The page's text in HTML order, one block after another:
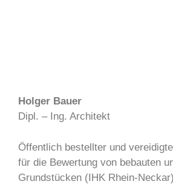
Holger Bauer
Dipl. – Ing. Architekt
Öffentlich bestellter und
für die Bewertung von bebauten
Grundstücken (IHK Rhein-Neckar)